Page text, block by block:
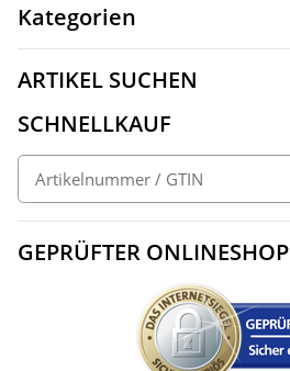
Kategorien
ARTIKEL SUCHEN
SCHNELLKAUF
GEPRÜFTER ONLINESHOP